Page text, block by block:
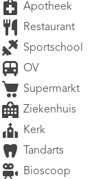
Apotheek
Restaurant
Sportschool
OV
Supermarkt
Ziekenhuis
Kerk
Tandarts
Bioscoop